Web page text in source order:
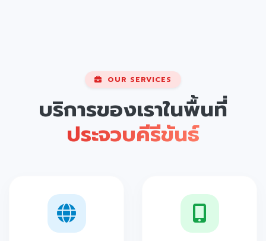
OUR SERVICES
บริการของเราในพื้นที่
ประจวบคีรีขันธ์